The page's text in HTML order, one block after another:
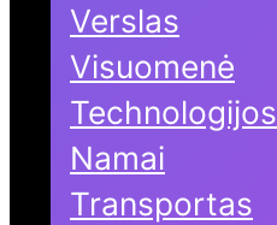
Verslas
Visuomenė
Technologijos
Namai
Transportas